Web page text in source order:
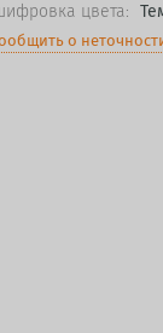
цвета:
о